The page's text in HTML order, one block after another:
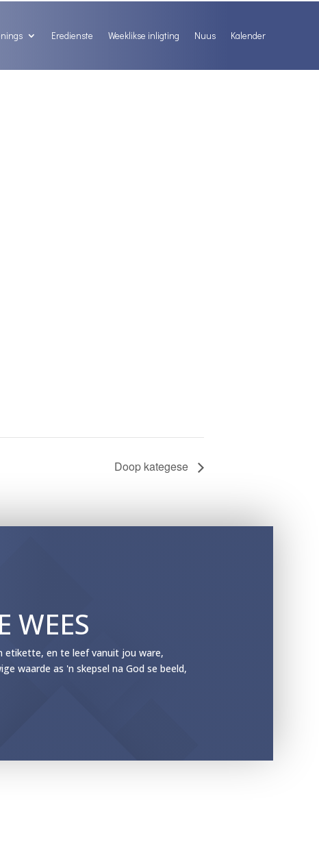
Eredienste Weeklikse inligting Nuus Kalender
Doop kategese
WEES
etikette, en te leef vanuit jou ware,
waarde as 'n skepsel na God se beeld,